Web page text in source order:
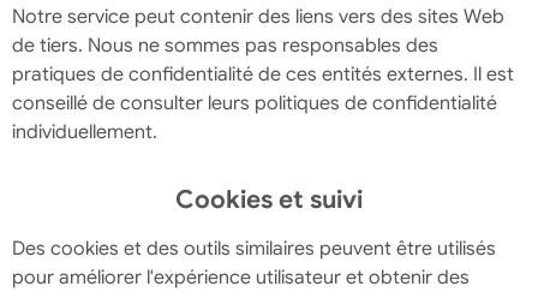
Notre service peut contenir des liens vers des sites Web
de tiers. Nous ne sommes pas responsables des
pratiques de confidentialité de ces entités externes. Il est
conseillé de consulter leurs politiques de confidentialité
individuellement.
Cookies et suivi
Des cookies et des outils similaires peuvent être utilisés
pour améliorer l'expérience utilisateur et obtenir des